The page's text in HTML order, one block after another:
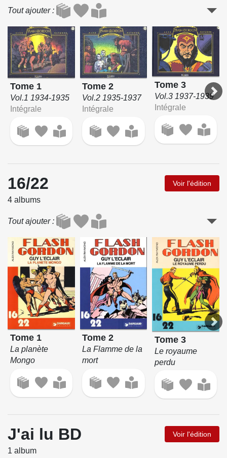
Tout ajouter
Tome 1
Vol.1 1934-1935
Intégrale
Tome 2
Vol.2 1935-1937
Intégrale
Tome 3
Vol.3 1937-1939
Intégrale
16/22 Voir l'édition
4 albums
Tout ajouter
Tome 1
La planète
Mongo
Tome 2
La Flamme de la
mort
Tome 3
Le royaume
perdu
J'ai lu BD Voir l'édition
1 album